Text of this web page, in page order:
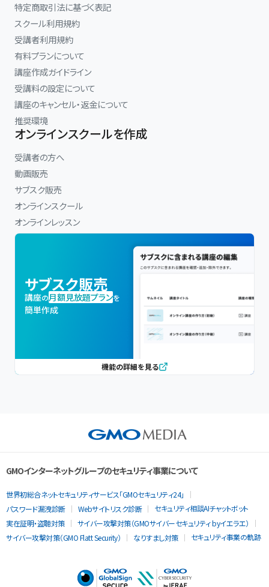
特定商取引法に基づく表記
スクール利用規約
受講者利用規約
有料プランについて
講座作成ガイドライン
受講料の設定について
講座のキャンセル・返金について
推奨環境
オンラインスクールを作成
受講者の方へ
動画販売
サブスク販売
オンラインスクール
オンラインレッスン
サブスク販売
講座の月額見放題プランを
簡単作成
機能の詳細を見る
GMOインターネットグループのセキュリティ事業について
世界初総合ネットセキュリティサービス「GMOセキュリティ24」
パスワード漏洩診断
Webサイトリスク診断
セキュリティ相談AIチャットボット
実在証明・盗聴対策
サイバー攻撃対策（GMOサイバーセキュリティ byイエラエ）
サイバー攻撃対策（GMO Flatt Security）
なりすまし対策 セキュリティ事業の軌跡